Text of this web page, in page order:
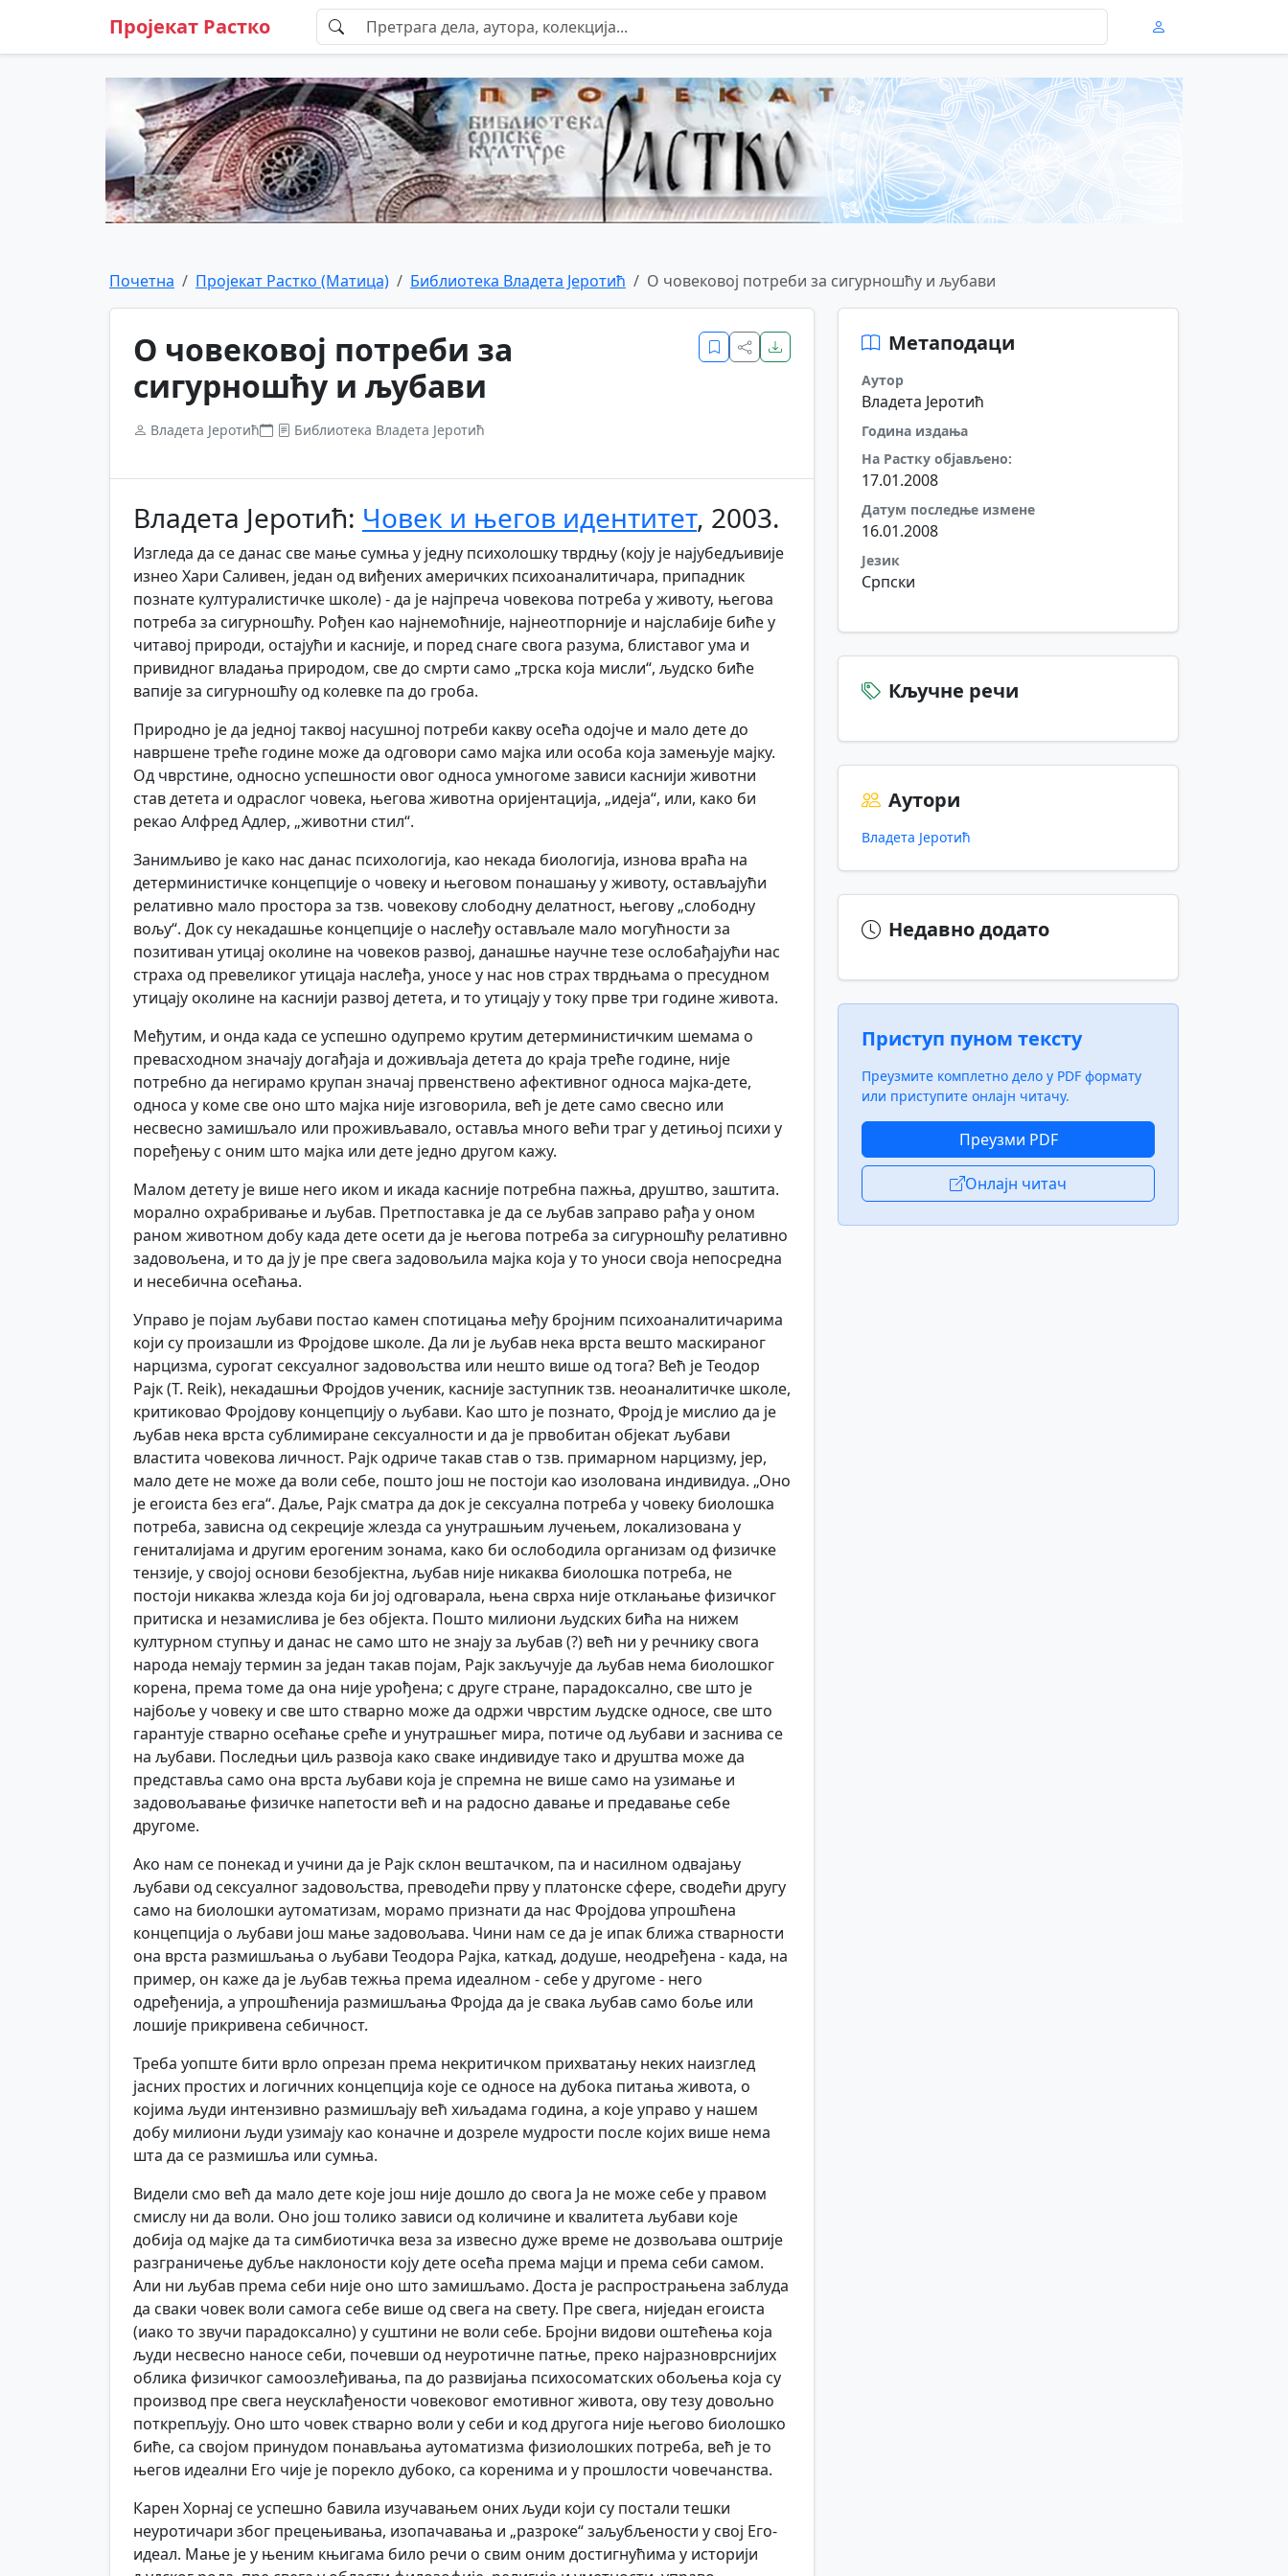
Пројекат Растко
Почетна Пројекат Растко (Матица) Библиотека Владета Јеротић О човековој потреби за сигурношћу и љубави
О човековој потреби за
сигурношћу и љубави
Владета Јеротић Библиотека Владета Јеротић
Владета Јеротић: Човек и његов идентитет, 2003.
Изгледа да се данас све мање сумња у једну психолошку тврдњу (коју је најубедљивије
изнео Хари Саливен, један од виђених америчких психоаналитичара, припадник
познате културалистичке школе) - да је најпреча човекова потреба у животу, његова
потреба за сигурношћу. Рођен као најнемоћније, најнеотпорније и најслабије биће у
читавој природи, остајући и касније, и поред снаге свога разума, блиставог ума и
привидног владања природом, све до смрти само „трска која мисли“, људско биће
вапије за сигурношћу од колевке па до гроба.
Природно је да једној таквој насушној потреби какву осећа одојче и мало дете до
навршене треће године може да одговори само мајка или особа која замењује мајку.
Од чврстине, односно успешности овог односа умногоме зависи каснији животни
став детета и одраслог човека, његова животна оријентација, „идеја“, или, како би
рекао Алфред Адлер, „животни стил“.
Занимљиво је како нас данас психологија, као некада биологија, изнова враћа на
детерминистичке концепције о човеку и његовом понашању у животу, остављајући
релативно мало простора за тзв. човекову слободну делатност, његову „слободну
вољу“. Док су некадашње концепције о наслеђу остављале мало могућности за
позитиван утицај околине на човеков развој, данашње научне тезе ослобађајући нас
страха од превеликог утицаја наслеђа, уносе у нас нов страх тврдњама о пресудном
утицају околине на каснији развој детета, и то утицају у току прве три године живота.
Међутим, и онда када се успешно одупремо крутим детерминистичким шемама о
превасходном значају догађаја и доживљаја детета до краја треће године, није
потребно да негирамо крупан значај првенствено афективног односа мајка-дете,
односа у коме све оно што мајка није изговорила, већ је дете само свесно или
несвесно замишљало или проживљавало, оставља много већи траг у детињој психи у
поређењу с оним што мајка или дете једно другом кажу.
Малом детету је више него иком и икада касније потребна пажња, друштво, заштита.
морално охрабривање и љубав. Претпоставка је да се љубав заправо рађа у оном
раном животном добу када дете осети да је његова потреба за сигурношћу релативно
задовољена, и то да ју је пре свега задовољила мајка која у то уноси своја непосредна
и несебична осећања.
Управо је појам љубави постао камен спотицања међу бројним психоаналитичарима
који су произашли из Фројдове школе. Да ли је љубав нека врста вешто маскираног
нарцизма, сурогат сексуалног задовољства или нешто више од тога? Већ је Теодор
Рајк (Т. Rеik), некадашњи Фројдов ученик, касније заступник тзв. неоаналитичке школе,
критиковао Фројдову концепцију о љубави. Као што је познато, Фројд је мислио да је
љубав нека врста сублимиране сексуалности и да је првобитан објекат љубави
властита човекова личност. Рајк одриче такав став о тзв. примарном нарцизму, јер,
мало дете не може да воли себе, пошто још не постоји као изолована индивидуа. „Оно
је егоиста без ега“. Даље, Рајк сматра да док је сексуална потреба у човеку биолошка
потреба, зависна од секреције жлезда са унутрашњим лучењем, локализована у
гениталијама и другим ерогеним зонама, како би ослободила организам од физичке
тензије, у својој основи безобјектна, љубав није никаква биолошка потреба, не
постоји никаква жлезда која би јој одговарала, њена сврха није отклањање физичког
притиска и незамислива је без објекта. Пошто милиони људских бића на нижем
културном ступњу и данас не само што не знају за љубав (?) већ ни у речнику свога
народа немају термин за један такав појам, Рајк закључује да љубав нема биолошког
корена, према томе да она није урођена; с друге стране, парадоксално, све што је
најбоље у човеку и све што стварно може да одржи чврстим људске односе, све што
гарантује стварно осећање среће и унутрашњег мира, потиче од љубави и заснива се
на љубави. Последњи циљ развоја како сваке индивидуе тако и друштва може да
представља само она врста љубави која је спремна не више само на узимање и
задовољавање физичке напетости већ и на радосно давање и предавање себе
другоме.
Ако нам се понекад и учини да је Рајк склон вештачком, па и насилном одвајању
љубави од сексуалног задовољства, преводећи прву у платонске сфере, сводећи другу
само на биолошки аутоматизам, морамо признати да нас Фројдова упрошћена
концепција о љубави још мање задовољава. Чини нам се да је ипак ближа стварности
она врста размишљања о љубави Теодора Рајка, каткад, додуше, неодређена - када, на
пример, он каже да је љубав тежња према идеалном - себе у другоме - него
одређенија, а упрошћенија размишљања Фројда да је свака љубав само боље или
лошије прикривена себичност.
Треба уопште бити врло опрезан према некритичком прихватању неких наизглед
јасних простих и логичних концепција које се односе на дубока питања живота, о
којима људи интензивно размишљају већ хиљадама година, а које управо у нашем
добу милиони људи узимају као коначне и дозреле мудрости после којих више нема
шта да се размишља или сумња.
Видели смо већ да мало дете које још није дошло до свога Ја не може себе у правом
смислу ни да воли. Оно још толико зависи од количине и квалитета љубави које
добија од мајке да та симбиотичка веза за извесно дуже време не дозвољава оштрије
разграничење дубље наклоности коју дете осећа према мајци и према себи самом.
Али ни љубав према себи није оно што замишљамо. Доста је распрострањена заблуда
да сваки човек воли самога себе више од свега на свету. Пре свега, ниједан егоиста
(иако то звучи парадоксално) у суштини не воли себе. Бројни видови оштећења која
људи несвесно наносе себи, почевши од неуротичне патње, преко најразноврснијих
облика физичког самоозлеђивања, па до развијања психосоматских обољења која су
производ пре свега неусклађености човековог емотивног живота, ову тезу довољно
поткрепљују. Оно што човек стварно воли у себи и код другога није његово биолошко
биће, са својом принудом понављања аутоматизма физиолошких потреба, већ је то
његов идеални Его чије је порекло дубоко, са коренима и у прошлости човечанства.
Карен Хорнај се успешно бавила изучавањем оних људи који су постали тешки
неуротичари због прецењивања, изопачавања и „разроке“ заљубљености у свој Его-
идеал. Мање је у њеним књигама било речи о свим оним достигнућима у историји
Метаподаци
Аутор
Владета Јеротић
Година издања
На Растку објављено:
17.01.2008
Датум последње измене
16.01.2008
Језик
Српски
Кључне речи
Аутори
Владета Јеротић
Недавно додато
Приступ пуном тексту
Преузмите комплетно дело у PDF формату
или приступите онлајн читачу.
Преузми PDF
Онлајн читач